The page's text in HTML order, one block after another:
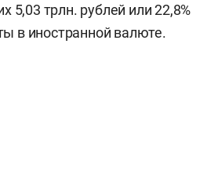
5,03 трлн. рублей или 22,8%
в иностранной валюте.